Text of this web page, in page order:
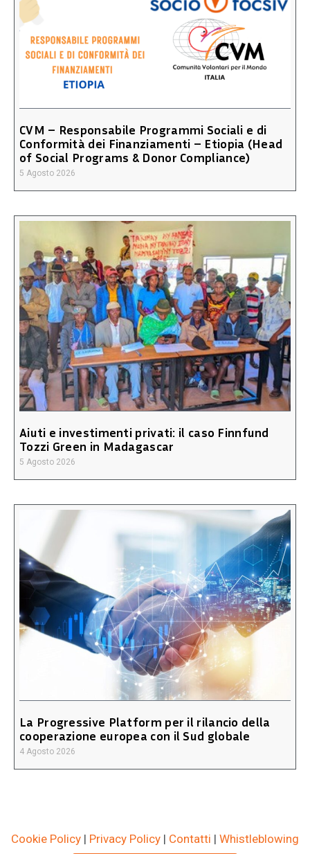
CVM – Responsabile Programmi Sociali e di
Conformità dei Finanziamenti – Etiopia (Head
of Social Programs & Donor Compliance)
5 Agosto 2026
Aiuti e investimenti privati: il caso Finnfund
Tozzi Green in Madagascar
5 Agosto 2026
La Progressive Platform per il rilancio della
cooperazione europea con il Sud globale
4 Agosto 2026
Cookie Policy | Privacy Policy | Contatti | Whistleblowing